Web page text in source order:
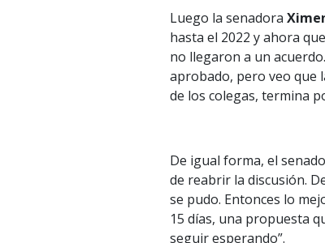
Luego la senadora
hasta el 2022 y ahora
no llegaron a un
aprobado, pero veo que
de los colegas, termina
De igual forma, el
de reabrir la discusión.
se pudo. Entonces lo
15 días, una propuesta
seguir esperando”.